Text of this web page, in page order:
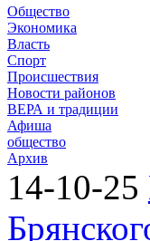
Общество
Экономика
Власть
Спорт
Происшествия
Новости районов
ВЕРА и традиции
Афиша
общество
Архив
14-10-25